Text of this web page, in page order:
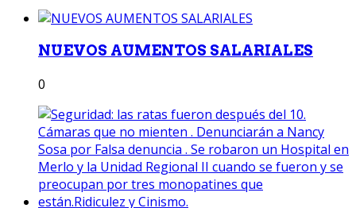
NUEVOS AUMENTOS SALARIALES
0